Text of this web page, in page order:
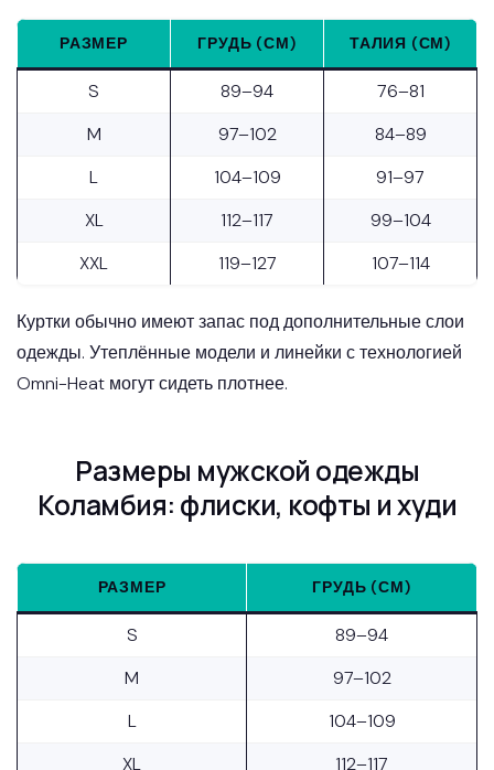
РАЗМЕР ГРУДЬ (СМ) ТАЛИЯ (СМ)
S 89–94
76–81
M
97–102
84–89
L
104–109
91–97
XL
112–117
99–104
XXL
119–127 107–114
Куртки обычно имеют запас под дополнительные слои
одежды. Утеплённые модели и линейки с технологией
Omni-Heat могут сидеть плотнее.
Размеры мужской одежды
Коламбия: флиски, кофты и худи
РАЗМЕР ГРУДЬ (СМ)
S
89–94
M
97–102
L
104–109
XL
112–117